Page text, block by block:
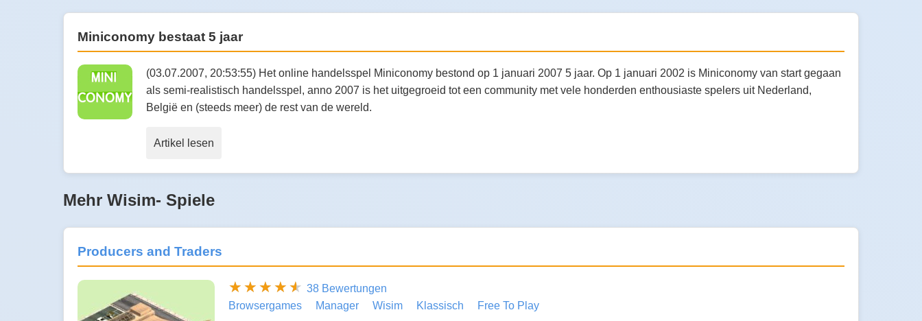
Miniconomy bestaat 5 jaar
(03.07.2007, 20:53:55) Het online handelsspel Miniconomy bestond op 1 januari 2007 5 jaar. Op 1 januari 2002 is Miniconomy van start gegaan
als semi-realistisch handelsspel, anno 2007 is het uitgegroeid tot een community met vele honderden enthousiaste spelers uit Nederland,
België en (steeds meer) de rest van de wereld.
Artikel lesen
Mehr Wisim- Spiele
Producers and Traders
38 Bewertungen
Browsergames
Manager Wisim Klassisch Free To Play